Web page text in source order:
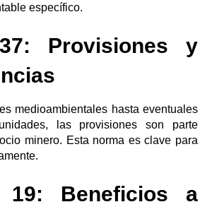
específico.
Provisiones y
medioambientales hasta eventuales
las provisiones son parte
minero. Esta norma es clave para
19: Beneficios a